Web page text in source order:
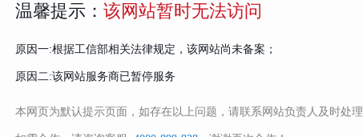
温馨提示： 该网站暂时无法访问
原因一:根据工信部相关法律规定，该网站尚未备案；
原因二:该网站服务商已暂停服务
本网页为默认提示页面，如存在以上问题，请联系网站负责人及时处理